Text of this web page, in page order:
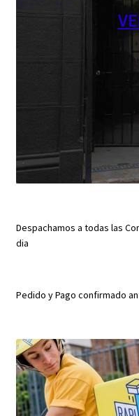
Despachamos a todas las
dia
Pedido y Pago confirmado